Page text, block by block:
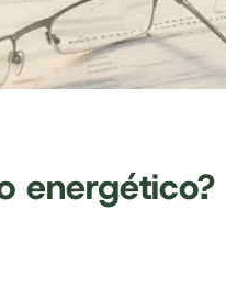
energético?